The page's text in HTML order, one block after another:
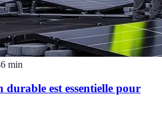
6 min
est essentielle pour